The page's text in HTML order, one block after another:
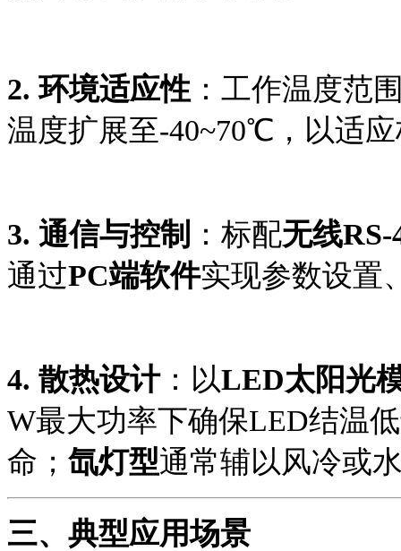
2.环境适应性 ：工作温度范
温度扩展至-40~70℃，以适
3. 通信与控制 ：标配无线RS-
通过PC端软件实现参数设置
4. 散热设计：以LED太阳光
W最大功率下确保LED结温
命； 氙灯型通常辅以风冷或
三、典型应用场景